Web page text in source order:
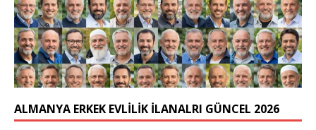
ALMANYA ERKEK EVLİLİK İLANALRI GÜNCEL 2026